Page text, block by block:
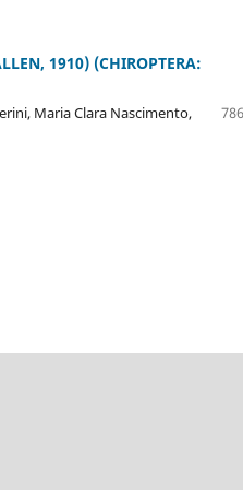
1910) (CHIROPTERA:
Maria Clara Nascimento,